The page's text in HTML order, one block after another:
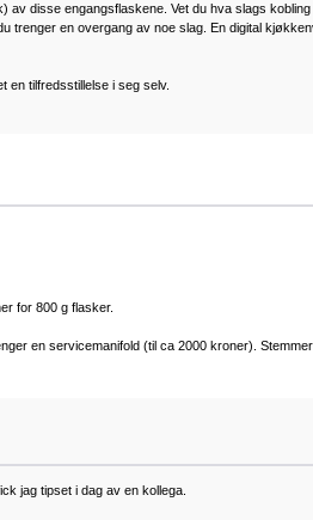
disse engangsflaskene. Vet du hva slags
trenger en overgang av noe slag. En digital
en tilfredsstillelse i seg selv.
for 800 g flasker.
en servicemanifold (til ca 2000 kroner).
jag tipset i dag av en kollega.